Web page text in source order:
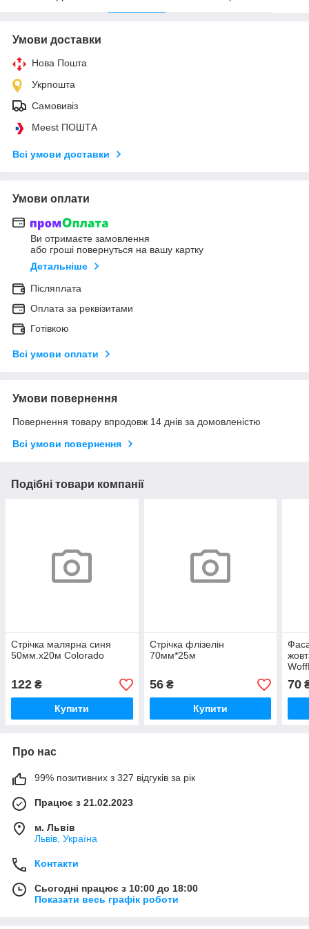
Умови доставки
Нова Пошта
Укрпошта
Самовивіз
Meest ПОШТА
Всі умови доставки
Умови оплати
Ви отримаєте замовлення
або гроші повернуться на вашу картку
Детальніше
Післяплата
Оплата за реквізитами
Готівкою
Всі умови оплати
Умови повернення
Повернення товару впродовж 14 днів за домовленістю
Всі умови повернення
Подібні товари компанії
Стрічка малярна синя
50мм.х20м Colorado
122 ₴
Купити
Стрічка флізелін
70мм*25м
56₴
Купити
70
Про нас
99% позитивних з 327 відгуків за рік
Працює з 21.02.2023
м. Львів
Львів, Україна
Контакти
Сьогодні працює з 10:00 до 18:00
Показати весь графік роботи